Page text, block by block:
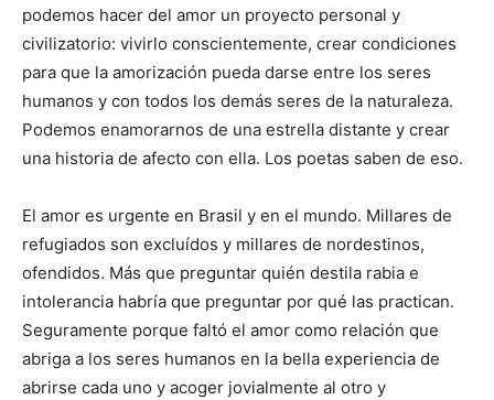
podemos hacer del amor un proyecto personal y
civilizatorio: vivirlo conscientemente, crear condiciones
para que la amorización pueda darse entre los seres
humanos y con todos los demás seres de la naturaleza.
Podemos enamorarnos de una estrella distante y crear
una historia de afecto con ella. Los poetas saben de eso.
El amor es urgente en Brasil y en el mundo. Millares de
refugiados son excluídos y millares de nordestinos,
ofendidos. Más que preguntar quién destila rabia e
intolerancia habría que preguntar por qué las practican.
Seguramente porque faltó el amor como relación que
abriga a los seres humanos en la bella experiencia de
abrirse cada uno y acoger jovialmente al otro y